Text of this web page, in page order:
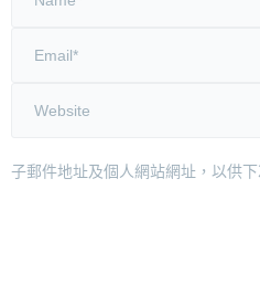
子郵件地址及個人網站網址，以供